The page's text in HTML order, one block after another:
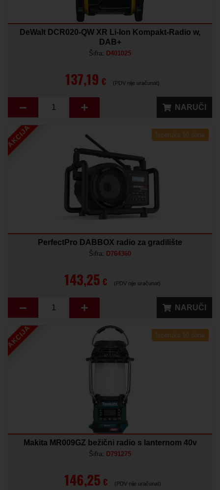
DeWalt DCR020-QW XR Li-Ion Kompakt-Radio w,
DAB+
Šifra: D401025
137,19 € (PDV nije uračunat)
NARUČI
AKCIJA Isporuka 10 dana
PerfectPro DABBOX radio za gradilište
Šifra: D764360
143,25 € (PDV nije uračunat)
NARUČI
AKCIJA Isporuka 10 dana
Makita MR009GZ bežični radio s lanternom 40v
Šifra: D791275
146,25 € (PDV nije uračunat)